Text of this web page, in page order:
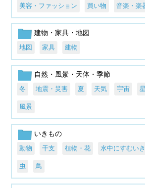
美容・ファッション 買い物 音楽・楽
建物・家具・地図
地図 家具 建物
自然・風景・天体・季節
冬 地震・災害 夏 天気 宇宙
風景
いきもの
動物 干支 植物・花 水中にすむい
虫 鳥